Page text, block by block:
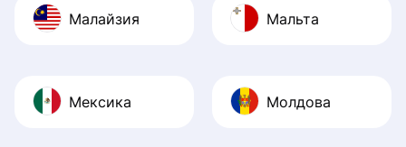
Малайзия Мальта
Мексика Молдова